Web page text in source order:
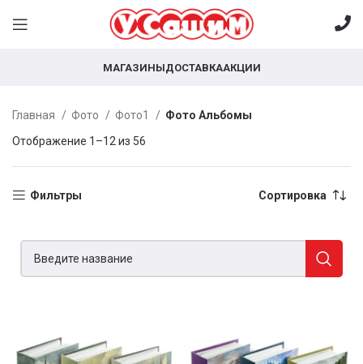
МАГАЗИНЫДОСТАВКААКЦИИ
Главная Фото Фото1
Фото Альбомы
Отображение 1–12 из 56
Фильтры Сортировка